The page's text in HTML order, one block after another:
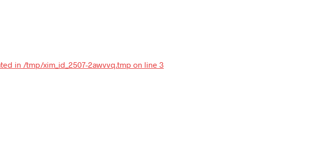
in /tmp/xim_id_2507-2awvvq.tmp on line 3